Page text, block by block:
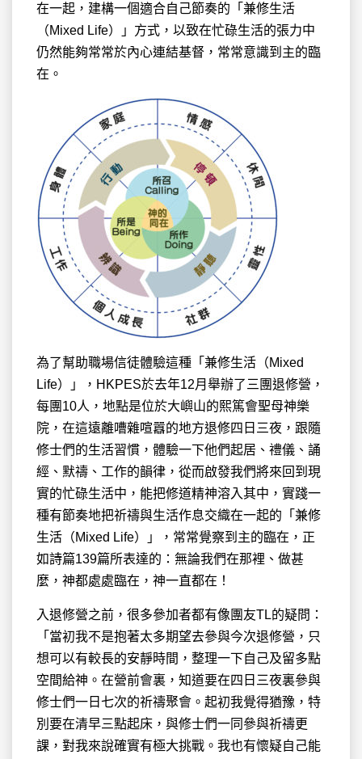
在一起，建構一個適合自己節奏的「兼修生活
（Mixed Life）」方式，以致在忙碌生活的張力中
仍然能夠常常於內心連結基督，常常意識到主的臨
在。
為了幫助職場信徒體驗這種「兼修生活（Mixed
Life）」，HKPES於去年12月舉辦了三團退修營，
每團10人，地點是位於大嶼山的熙篤會聖母神樂
院，在這遠離嘈雜喧囂的地方退修四日三夜，跟隨
修士們的生活習慣，體驗一下他們起居、禮儀、誦
經、默禱、工作的韻律，從而啟發我們將來回到現
實的忙碌生活中，能把修道精神溶入其中，實踐一
種有節奏地把祈禱與生活作息交織在一起的「兼修
生活（Mixed Life）」，常常覺察到主的臨在，正
如詩篇139篇所表達的：無論我們在那裡、做甚
麼，神都處處臨在，神一直都在！
入退修營之前，很多參加者都有像團友TL的疑問：
「當初我不是抱著太多期望去參與今次退修營，只
想可以有較長的安靜時間，整理一下自己及留多點
空間給神。在營前會裏，知道要在四日三夜裏參與
修士們一日七次的祈禱聚會。起初我覺得猶豫，特
別要在清早三點起床，與修士們一同參與祈禱更
課，對我來說確實有極大挑戰。我也有懷疑自己能